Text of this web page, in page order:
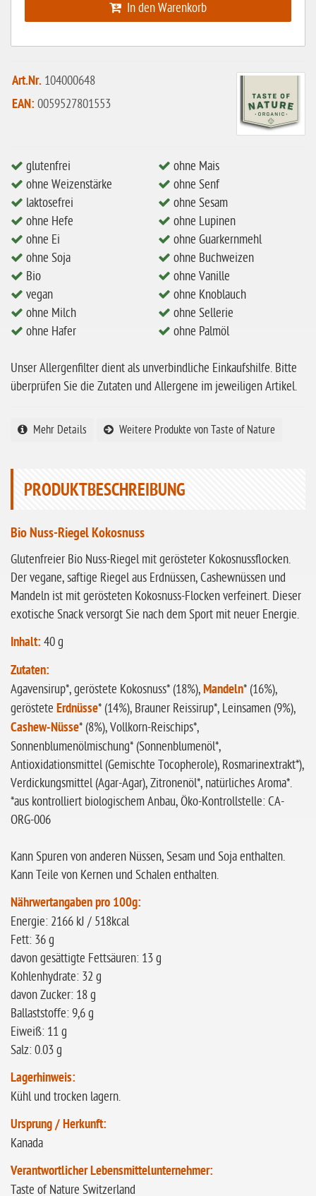
ohne Soja
ohne Haselnüsse
vegan
ohne Erdnüsse
eiweißarm / PKU
ohne Mandeln
ohne Milch
ohne Hafer
ohne Zuckerzusatz
ohne Reis
ohne Mais
ohne Senf
ohne Lupinen
ohne Buchweizen
ohne Knoblauch
ohne Sellerie
glutenfrei
ohne
Sonnenblumen
In den Warenkorb
Art.Nr. 104000648
EAN: 0059527801553
glutenfrei
ohne Weizenstärke
laktosefrei
ohne Hefe
ohne Ei
ohne Soja
Bio
vegan
ohne Milch
ohne Hafer
ohne Mais
ohne Senf
ohne Sesam
ohne Lupinen
ohne Guarkernmehl
ohne Buchweizen
ohne Vanille
ohne Knoblauch
ohne Sellerie
ohne Palmöl
Unser Allergenfilter dient als unverbindliche Einkaufshilfe. Bitte
überprüfen Sie die Zutaten und Allergene im jeweiligen Artikel.
Mehr Details Weitere Produkte von Taste of Nature
PRODUKTBESCHREIBUNG
Bio Nuss-Riegel Kokosnuss
Glutenfreier Bio Nuss-Riegel mit gerösteter Kokosnussflocken.
Der vegane, saftige Riegel aus Erdnüssen, Cashewnüssen und
Mandeln ist mit gerösteten Kokosnuss-Flocken verfeinert. Dieser
exotische Snack versorgt Sie nach dem Sport mit neuer Energie.
Inhalt: 40 g
Zutaten:
Agavensirup*, geröstete Kokosnuss* (18%),Mandeln* (16%),
geröstete Erdnüsse* (14%), Brauner Reissirup*, Leinsamen (9%),
Cashew-Nüsse* (8%), Vollkorn-Reischips*,
Sonnenblumenölmischung* (Sonnenblumenöl*,
Antioxidationsmittel (Gemischte Tocopherole), Rosmarinextrakt*),
Verdickungsmittel (Agar-Agar), Zitronenöl*, natürliches Aroma*.
*aus kontrolliert biologischem Anbau, Öko-Kontrollstelle: CA-
ORG-006
Kann Spuren von anderen Nüssen, Sesam und Soja enthalten.
Kann Teile von Kernen und Schalen enthalten.
Nährwertangaben pro 100g:
Energie: 2166 kJ / 518kcal
Fett: 36 g
davon gesättigte Fettsäuren: 13 g
Kohlenhydrate: 32 g
davon Zucker: 18 g
Ballaststoffe: 9,6 g
Eiweiß: 11 g
Salz: 0.03 g
Lagerhinweis:
Kühl und trocken lagern.
Ursprung / Herkunft:
Kanada
Verantwortlicher Lebensmittelunternehmer:
Taste of Nature Switzerland